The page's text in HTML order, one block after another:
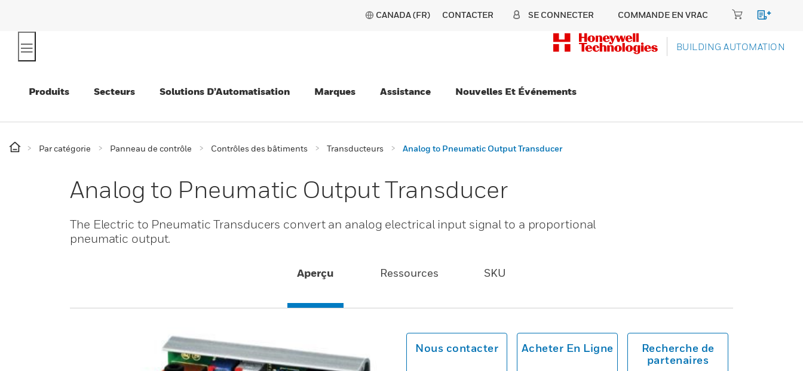
CANADA (FR) CONTACTER SE CONNECTER COMMANDE EN VRAC
BUILDING AUTOMATION
Produits Secteurs Solutions D’Automatisation Marques Assistance Nouvelles Et Événements
Par catégorie Panneau de contrôle Contrôles des bâtiments Transducteurs Analog to Pneumatic Output Transducer
Analog to Pneumatic Output Transducer
The Electric to Pneumatic Transducers convert an analog electrical input signal to a proportional
pneumatic output.
Aperçu Ressources SKU
Nous contacter Acheter En Ligne
Recherche de
partenaires